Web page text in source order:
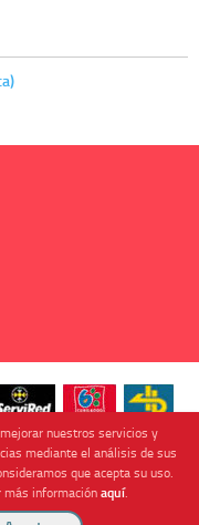
nuestros servicios y
mediante el análisis de sus
que acepta su uso.
más informaciónaquí.